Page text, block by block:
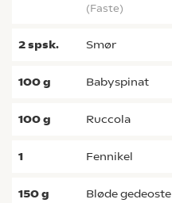
(faste)
2spsk. smør
100g babyspinat
100g ruccola
1 fennikel
150g bløde gedeoste